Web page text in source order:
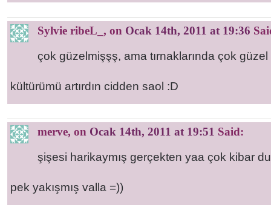
Sylvie ribeL_ , on Ocak 14th, 2011 at 19:36
çok güzelmişşş, ama tırnaklarında çok
kültürümü artırdın cidden saol :D
merve, on Ocak 14th, 2011 at 19:51 Said:
şişesi harikaymış gerçekten yaa çok kibar
pek yakışmış valla =))